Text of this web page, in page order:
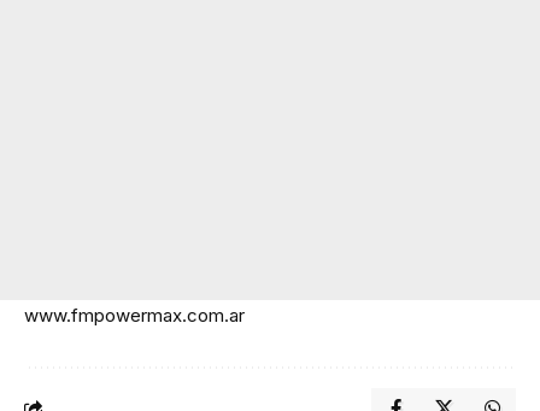
www.fmpowermax.com.ar